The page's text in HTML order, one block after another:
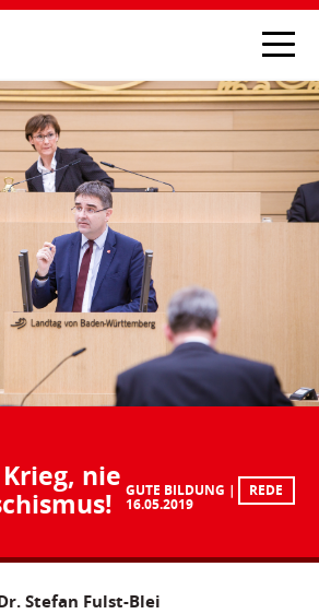
nie GUTE BILDUNG
16.05.2019
REDE
Stefan Fulst-Blei